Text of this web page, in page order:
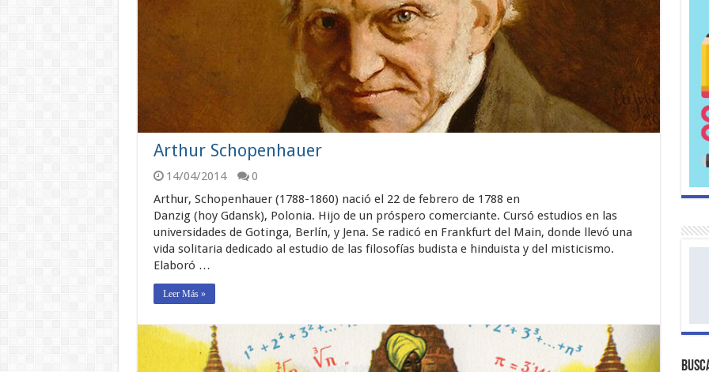
Arthur Schopenhauer
14/04/2014
0
Arthur, Schopenhauer (1788-1860) nació el 22 de febrero de 1788 en
Danzig (hoy Gdansk), Polonia. Hijo de un próspero comerciante. Cursó estudios en las
universidades de Gotinga, Berlín, y Jena. Se radicó en Frankfurt del Main, donde llevó una
vida solitaria dedicado al estudio de las filosofías budista e hinduista y del misticismo.
Elaboró …
Leer Más »